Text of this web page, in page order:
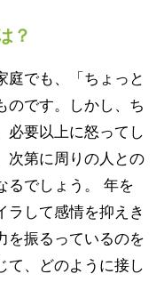
？
庭でも、「ちょっと
のです。しかし、ち
必要以上に怒ってし
次第に周りの人との
るでしょう。 年を
ラして感情を抑えき
を振るっているのを
て、どのように接し